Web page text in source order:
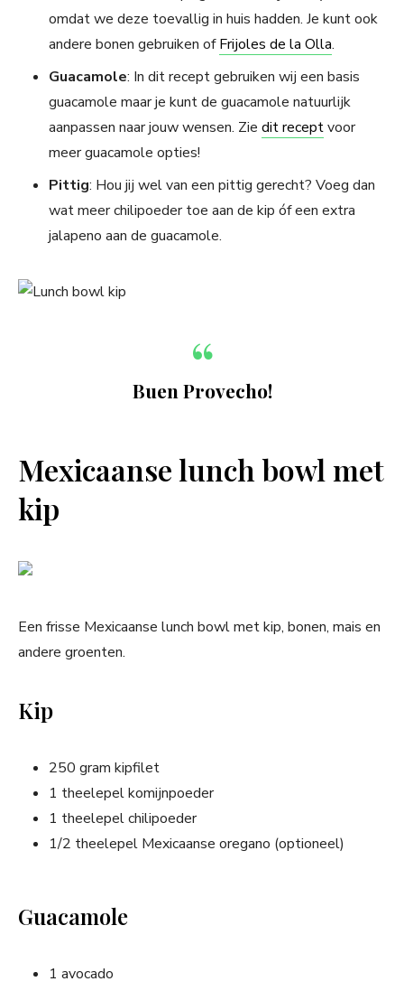
omdat we deze toevallig in huis hadden. Je kunt ook
andere bonen gebruiken ofFrijoles de la Olla.
Guacamole: In dit recept gebruiken wij een basis
guacamole maar je kunt de guacamole natuurlijk
aanpassen naar jouw wensen. Zie dit receptvoor
meer guacamole opties!
Pittig: Hou jij wel van een pittig gerecht? Voeg dan
wat meer chilipoeder toe aan de kip óf een extra
jalapeno aan de guacamole.
Buen Provecho!
Mexicaanse lunch bowl met
kip
Een frisse Mexicaanse lunch bowl met kip, bonen, mais en
andere groenten.
Kip
250 gram kipfilet
1 theelepel komijnpoeder
1 theelepel chilipoeder
1/2 theelepel Mexicaanse oregano (optioneel)
Guacamole
1 avocado